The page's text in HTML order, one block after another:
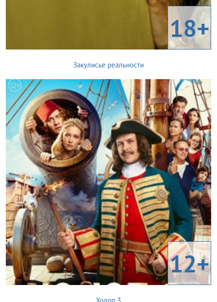
18+
Закулисье реальности
12+
Холоп 3